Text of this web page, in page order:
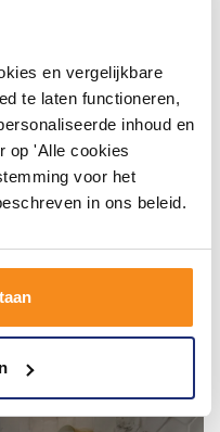
en vergelijkbare
te laten functioneren,
inhoud en
op 'Alle cookies
voor het
in ons beleid.
bouwen we een
met unieke
je mee?